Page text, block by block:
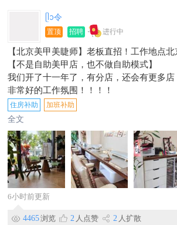
要求有相关工作经验，能服从现场安排。
ᥫᩣ令
置顶 招聘 进行中
【北京美甲美睫师】老板直招！工作地点北
【不是自助美甲店，也不做自助模式】
我们开了十一年了，有分店，还会有更多店
非常好的工作氛围！！！！
【岗位职责】
-负责美甲、美睫及彩绘服务，提供专业护理
-熟练掌握法式、日式美甲技术，满足客户
-协助开展美甲美睫授课，指导新人成长；
-积极参与销售工作，提升客户消费体验与
【职位要求】
-1-3年美甲/美睫相关经验，有授课或团队管
-具备良好服务意识与沟通能力，能适应倒班
倒班制，具体班次面议。
住房补助 加班补助
全文
6小时前更新
4465浏览 2 人点赞 2 人扩散